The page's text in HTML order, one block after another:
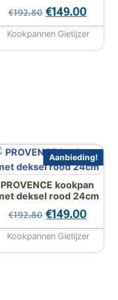
was: €214.20.
is: €169.00.
€192.80 €149.00
Kookpannen Gietijzer
was: €214.20.
prijs is: €169.00.
Aanbieding!
PROVENCE kookpan
deksel rood 24cm
€192.80 €149.00
Kookpannen Gietijzer